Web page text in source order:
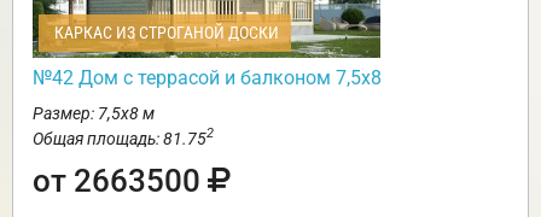
КАРКАС ИЗ СТРОГАНОЙ ДОСКИ
№42 Дом с террасой и балконом 7,5х8
Размер: 7,5х8 м
Общая площадь: 81.752
от 2663500